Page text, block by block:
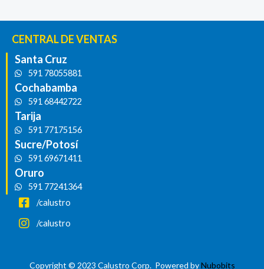
CENTRAL DE VENTAS
Santa Cruz
591 78055881
Cochabamba
591 68442722
Tarija
591 77175156
Sucre/Potosí
591 69671411
Oruro
591 77241364
/calustro
/calustro
Copyright © 2023 Calustro Corp. Powered byNubobits